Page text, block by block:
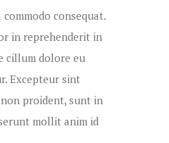
consequat.
in reprehenderit in
cillum dolore eu
Excepteur sint
proident, sunt in
mollit anim id